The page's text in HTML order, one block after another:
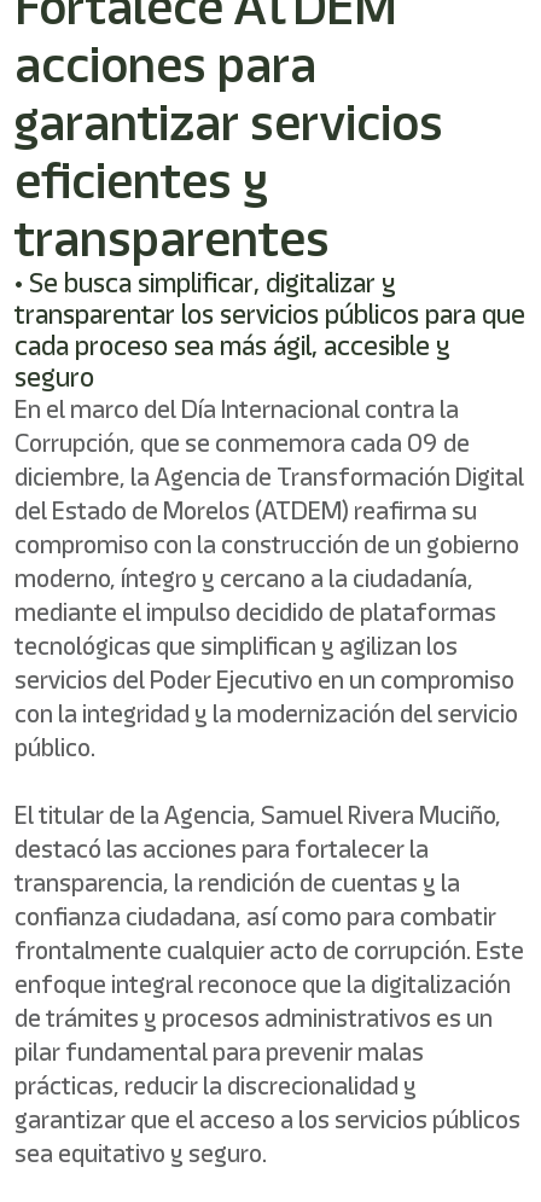
activates
screen
to
help
you
navigate
and
interact
the
content.
acciones para
garantizar servicios
eficientes y
transparentes
• Se busca simplificar, digitalizar y
transparentar los servicios públicos para que
cada proceso sea más ágil, accesible y
seguro
En el marco del Día Internacional contra la
Corrupción, que se conmemora cada 09 de
diciembre, la Agencia de Transformación Digital
del Estado de Morelos (ATDEM) reafirma su
compromiso con la construcción de un gobierno
moderno, íntegro y cercano a la ciudadanía,
mediante el impulso decidido de plataformas
tecnológicas que simplifican y agilizan los
servicios del Poder Ejecutivo en un compromiso
con la integridad y la modernización del servicio
público.
El titular de la Agencia, Samuel Rivera Muciño,
destacó las acciones para fortalecer la
transparencia, la rendición de cuentas y la
confianza ciudadana, así como para combatir
frontalmente cualquier acto de corrupción. Este
enfoque integral reconoce que la digitalización
de trámites y procesos administrativos es un
pilar fundamental para prevenir malas
prácticas, reducir la discrecionalidad y
garantizar que el acceso a los servicios públicos
sea equitativo y seguro.